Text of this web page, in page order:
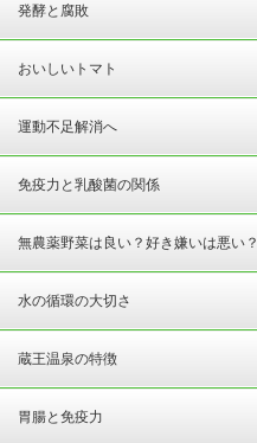
発酵と腐敗
おいしいトマト
運動不足解消へ
免疫力と乳酸菌の関係
無農薬野菜は良い？好き嫌いは悪い？
水の循環の大切さ
蔵王温泉の特徴
胃腸と免疫力